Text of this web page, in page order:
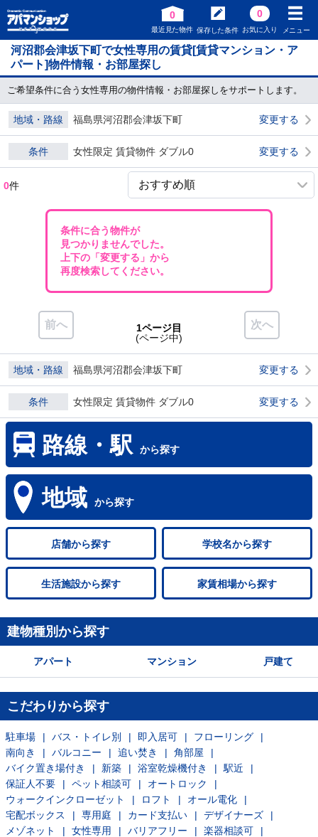
0
最近見た物件 保存した条件
0
お気に入り メニュー
河沼郡会津坂下町で女性専用の賃貸[賃貸マンション・ア
パート]物件情報・お部屋探し
ご希望条件に合う女性専用の物件情報・お部屋探しをサポートします。
地域・路線 福島県河沼郡会津坂下町 変更する
条件 女性限定 賃貸物件 ダブル0 変更する
0件
条件に合う物件が
見つかりませんでした。
上下の「変更する」から
再度検索してください。
前へ 次へ
1ページ目
(ページ中)
地域・路線 福島県河沼郡会津坂下町 変更する
条件 女性限定 賃貸物件 ダブル0 変更する
路線・駅 から探す
地域 から探す
店舗から探す 学校名から探す
生活施設から探す 家賃相場から探す
建物種別から探す
アパート マンション 戸建て
こだわりから探す
駐車場 バス・トイレ別 即入居可
フローリング
南向き
バルコニー 追い焚き
角部屋
バイク置き場付き
新築 浴室乾燥機付き
駅近
保証人不要
ペット相談可
オートロック
ウォークインクローゼット
ロフト
オール電化
宅配ボックス
専用庭 カード支払い
デザイナーズ
メゾネット
女性専用 バリアフリー
楽器相談可